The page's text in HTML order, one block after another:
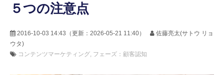
５つの注意点
2016-10-03 14:43 （更新： 2026-05-21 11:40）
佐藤亮太(サトウ リョ
ウタ)
コンテンツマーケティング フェーズ：顧客認知